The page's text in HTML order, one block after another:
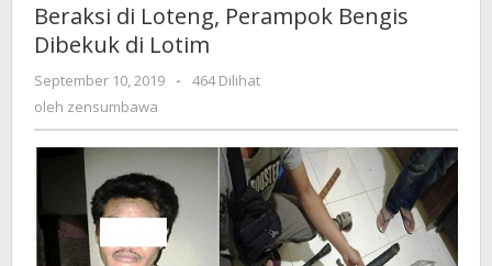
Perampok
Dibekuk
Beraksi di Loteng, Perampok Bengis
Dibekuk di Lotim
September 10, 2019
oleh
-
464 Dilihat
oleh zensumbawa